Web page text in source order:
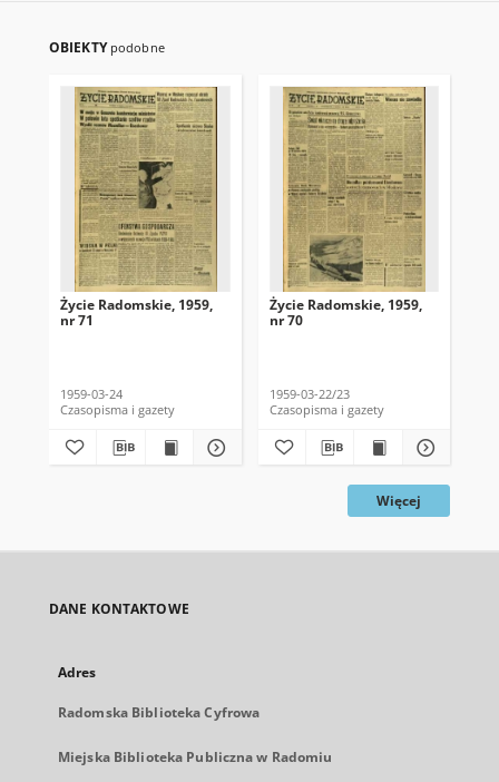
OBIEKTY podobne
Życie Radomskie, 1959,
nr 71
1959-03-24
Czasopisma i gazety
Życie Radomskie, 1959,
nr 70
1959-03-22/23
Czasopisma i gazety
Więcej
DANE KONTAKTOWE
Adres
Radomska Biblioteka Cyfrowa
Miejska Biblioteka Publiczna w Radomiu